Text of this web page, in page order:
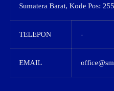
Sumatera Barat, Kode Pos:
TELEPON -
EMAIL